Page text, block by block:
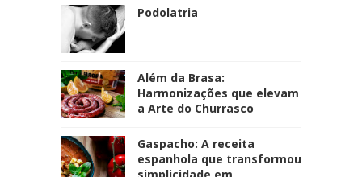
Podolatria
Além da Brasa:
Harmonizações que elevam
a Arte do Churrasco
Gaspacho: A receita
espanhola que transformou